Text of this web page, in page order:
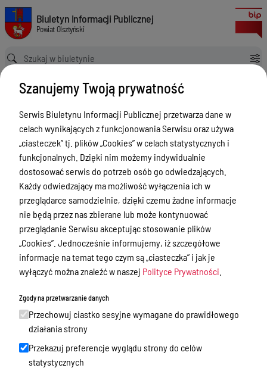
Zgłoszenia budowy 2024
Biuletyn Informacji Publicznej Powiat Olsztyński
Biuletyn Informacji Publicznej
Powiat Olsztyński
Ścieżka powrotu
Strona główna Rejestry budowlane Zgłoszenia budowy 2024
Rejestry budowlane
Menu Przedmiotowe
Kontakt i telefony w urzędzie
Ogłoszenia
Powiat Olsztyński
Rada Powiatu
Starostwo Powiatowe
Zbycie, użytkowanie wieczyste, najem,
dzierżawa, użyczenie
Sprawy załatwiane internetowo
Oświadczenia majątkowe
e-Puap/ e-Doręczenia
Szanujemy Twoją prywatność
Serwis Biuletynu Informacji Publicznej przetwarza dane w
celach wynikających z funkcjonowania Serwisu oraz używa
„ciasteczek” tj. plików „Cookies” w celach statystycznych i
funkcjonalnych. Dzięki nim możemy indywidualnie
dostosować serwis do potrzeb osób go odwiedzających.
Każdy odwiedzający ma możliwość wyłączenia ich w
przeglądarce samodzielnie, dzięki czemu żadne informacje
nie będą przez nas zbierane lub może kontynuować
przeglądanie Serwisu akceptując stosowanie plików
„Cookies”. Jednocześnie informujemy, iż szczegółowe
informacje na temat tego czym są „ciasteczka” i jak je
wyłączyć można znaleźć w naszej Polityce Prywatności
Zgody na przetwarzanie danych
Przechowuj ciastko sesyjne wymagane do prawidłowego
działania strony
Przekazuj preferencje wyglądu strony do celów
statystycznych